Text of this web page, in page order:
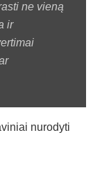
ne vieną
ir
nurodyti